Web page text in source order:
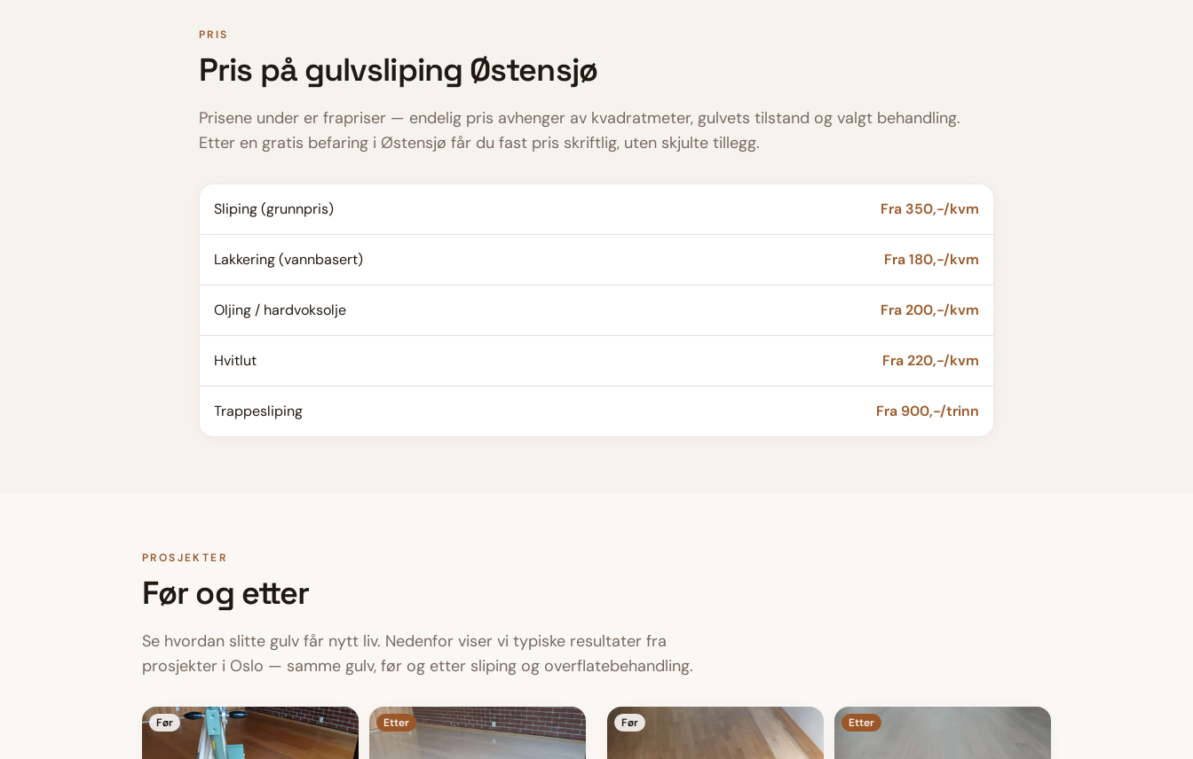
PRIS
Pris pågulvsliping Østensjø
Prisene under er frapriser — endelig pris avhenger av kvadratmeter, gulvets tilstand og valgt behandling.
Etter en gratis befaring i Østensjø får du fast pris skriftlig, uten skjulte tillegg.
Sliping (grunnpris) Fra 350,-/kvm
Lakkering (vannbasert) Fra 180,-/kvm
Oljing / hardvoksolje Fra 200,-/kvm
Hvitlut Fra 220,-/kvm
Trappesliping Fra 900,-/trinn
PROSJEKTER
Før og etter
Se hvordan slitte gulv får nytt liv. Nedenfor viser vi typiske resultater fra
prosjekter i Oslo — samme gulv, før og etter sliping og overflatebehandling.
Før Etter Før Etter